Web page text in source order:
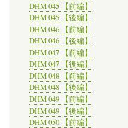
DHM 045 【前編】
DHM 045 【後編】
DHM 046 【前編】
DHM 046 【後編】
DHM 047 【前編】
DHM 047 【後編】
DHM 048 【前編】
DHM 048 【後編】
DHM 049 【前編】
DHM 049 【後編】
DHM 050 【前編】